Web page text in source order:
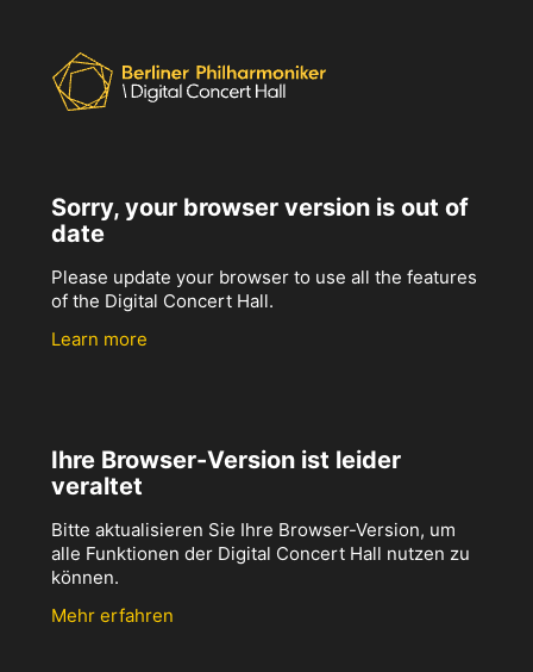
Sorry, your browser version is out of
date
Please update your browser to use all the features
of the Digital Concert Hall.
Learn more
Ihre Browser-Version ist leider
veraltet
Bitte aktualisieren Sie Ihre Browser-Version, um
alle Funktionen der Digital Concert Hall nutzen zu
können.
Mehr erfahren